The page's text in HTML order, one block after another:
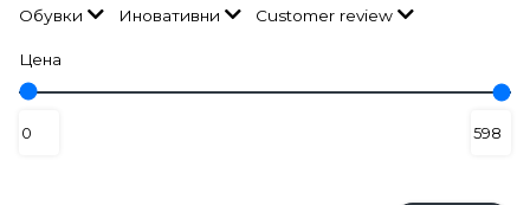
Обувки Иновативни Customer review
Цена